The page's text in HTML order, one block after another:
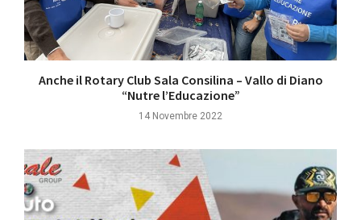
Anche il Rotary Club Sala Consilina – Vallo di Diano
“Nutre l’Educazione”
14 Novembre 2022